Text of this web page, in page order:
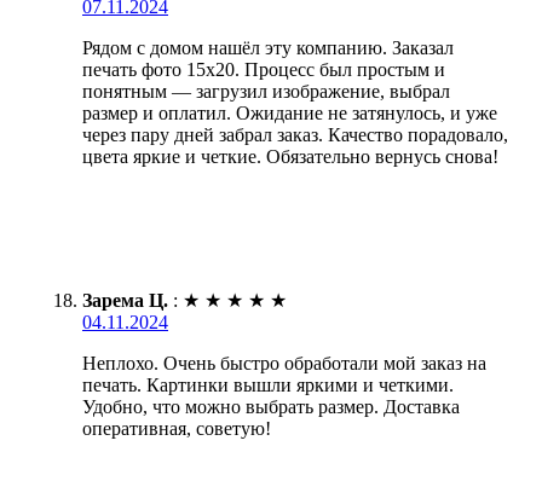
07.11.2024
Рядом с домом нашёл эту компанию. Заказал
печать фото 15х20. Процесс был простым и
понятным — загрузил изображение, выбрал
размер и оплатил. Ожидание не затянулось, и уже
через пару дней забрал заказ. Качество порадовало,
цвета яркие и четкие. Обязательно вернусь снова!
Зарема Ц. : ★ ★ ★ ★ ★
04.11.2024
Неплохо. Очень быстро обработали мой заказ на
печать. Картинки вышли яркими и четкими.
Удобно, что можно выбрать размер. Доставка
оперативная, советую!